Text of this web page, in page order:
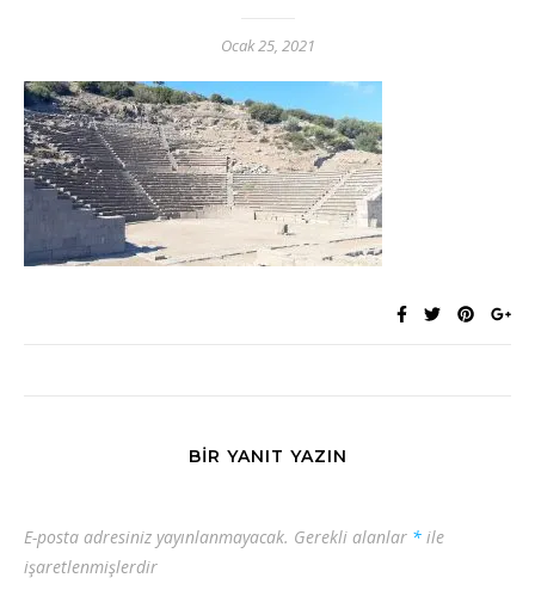
Ocak 25, 2021
BIR YANIT YAZIN
E-posta adresiniz yayınlanmayacak. Gerekli alanlar * ile
işaretlenmişlerdir